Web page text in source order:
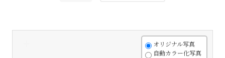
オリジナル写真
自動カラー化写真